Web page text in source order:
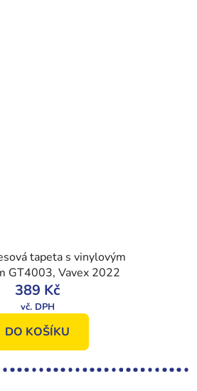
tapeta s vinylovým
GT4003, Vavex 2022
389 Kč
DO KOŠÍKU